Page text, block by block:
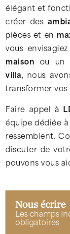
élégant et
créer des
pièces et en
vous
maison ou un
villa , nous
transformer vos
Faire appel à
équipe dédiée à
ressemblent.
discuter de
pouvons vous
Nous écrire
Les champs
obligatoires